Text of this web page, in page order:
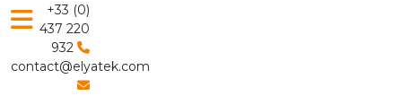
+33 (0)
437 220
932
contact@elyatek.com